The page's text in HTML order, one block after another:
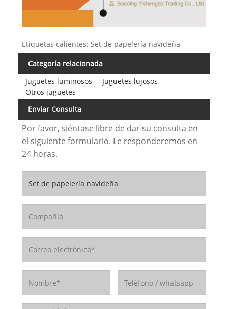
Etiquetas calientes: Set de papelería navideña
Categoría relacionada
Juguetes luminosos
Juguetes lujosos
Otros juguetes
Enviar Consulta
Por favor, siéntase libre de dar su consulta en
el siguiente formulario. Le responderemos en
24 horas.